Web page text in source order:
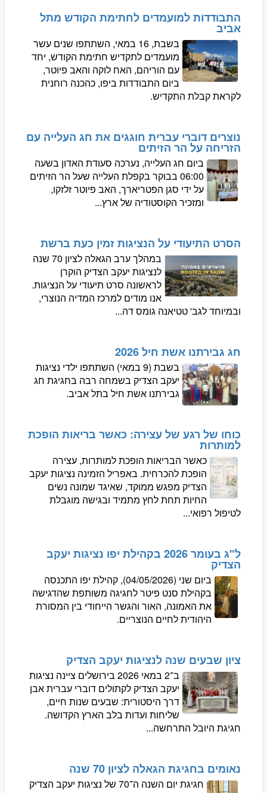
התבודדות למועמדים לחתימת הקודש מתל
אביב
בשבת, 16 במאי, השתתפו שנים עשר
מועמדים לתקדיש חתימת הקודש, יחד
עם הוריהם, האח לוקה והאב פיוטר,
ביום התבודדות ביפו, כהכנה רוחנית
לקראת קבלת התקדיש.
נוצרים דוברי עברית חוגגים את חג העלייה עם
הזריחה על הר הזיתים
ביום חג העלייה, נערכה סעודת האדון בשעה
06:00 בבוקר בקפלת העלייה שעל הר הזיתים
על ידי סגן הפטריארך, האב פיוטר זלזקו,
ומזכיר הקוסטודיה של ארץ...
הסרט התיעודי על הנציגות זמין כעת ברשת
במהלך ערב הגאלה לציון 70 שנה
לנציגות יעקב הצדיק הוקרן
לראשונה סרט תיעודי על הנציגות.
אנו מודים למרכז המדיה הנוצרי,
ובמיוחד לגב' טטיאנה גומס דה...
חג גבירתנו אשת חיל 2026
בשבת (9 במאי) השתתפו ילדי נציגות
יעקב הצדיק בשמחה רבה בחגיגת חג
גבירתנו אשת חיל בתל אביב.
כוחו של רגע של עצירה: כאשר בריאות הופכת
למותרות
כאשר הבריאות הופכת למותרות, עצירה
הופכת להכרחית. באפריל הזמינה נציגות יעקב
הצדיק מפגש ממוקד, שאיגד שמונה נשים
החיות תחת לחץ מתמיד ובגישה מוגבלת
לטיפול רפואי...
ל"ג בעומר 2026 בקהילת יפו נציגות יעקב
הצדיק
ביום שני (04/05/2026), קהילת יפו התכנסה
בקהילת סנט פיטר לחגיגה משותפת שהדגישה
את האמונה, האור והגשר הייחודי בין המסורת
היהודית לחיים הנוצריים.
ציון שבעים שנה לנציגות יעקב הצדיק
ב־2 במאי 2026 בירושלים ציינה נציגות
יעקב הצדיק לקתולים דוברי עברית אבן
דרך היסטורית: שבעים שנות חיים,
שליחות ועדות בלב הארץ הקדושה.
חגיגת היובל התרחשה...
נאומים בחגיגת הגאלה לציון 70 שנה
חגיגת יום השנה ה־70 של נציגות יעקב הצדיק